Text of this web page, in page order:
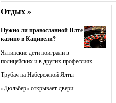
Отдых »
Нужно ли православной Ялте
казино в Кацивели?
Ялтинские дети поиграли в
полицейских и в других профессиях
Трубач на Набережной Ялты
«Дюльбер» открывает двери